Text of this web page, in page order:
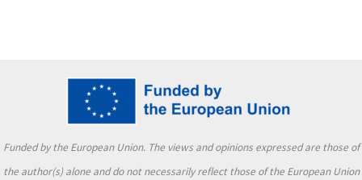
Funded by the European Union. The views and opinions expressed are those of
the author(s) alone and do not necessarily reflect those of the European Union